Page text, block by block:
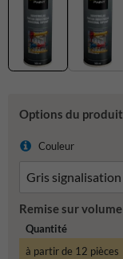
Options du produit
Couleur
Remise sur volume
Quantité
à partir de 12 pièces